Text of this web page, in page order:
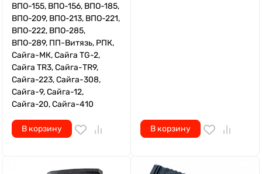
ВПО-155, ВПО-156, ВПО-185,
ВПО-209, ВПО-213, ВПО-221,
ВПО-222, ВПО-285,
ВПО-289, ПП-Витязь, РПК,
Сайга-МК, Сайга TG-2,
Сайга TR3, Сайга-TR9,
Сайга-223, Сайга-308,
Сайга-9, Сайга-12,
Сайга-20, Сайга-410
В корзину В корзину